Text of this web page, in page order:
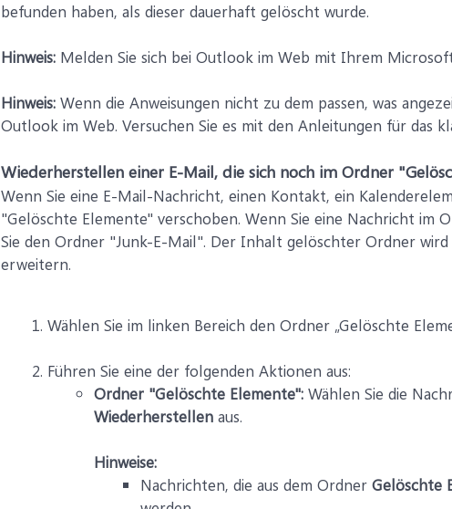
befunden haben, als dieser dauerhaft gelöscht wurde.
Hinweis: Melden Sie sich bei Outlook im Web mit Ihrem
Hinweis: Wenn die Anweisungen nicht zu dem passen, was
Outlook im Web. Versuchen Sie es mit den Anleitungen für das
Wiederherstellen einer E-Mail, die sich noch im Ordner
Wenn Sie eine E-Mail-Nachricht, einen Kontakt, ein
"Gelöschte Elemente" verschoben. Wenn Sie eine Nachricht
Sie den Ordner "Junk-E-Mail". Der Inhalt gelöschter Ordner
erweitern.
Wählen Sie im linken Bereich den Ordner „Gelöschte
Führen Sie eine der folgenden Aktionen aus:
Ordner "Gelöschte Elemente": Wählen Sie die
Wiederherstellen aus.
Hinweise:
Nachrichten, die aus dem Ordner Gelöschte